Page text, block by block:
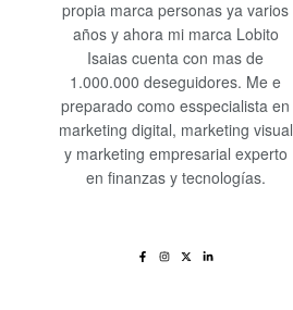
propia marca personas ya varios
años y ahora mi marca Lobito
Isaias cuenta con mas de
1.000.000 deseguidores. Me e
preparado como esspecialista en
marketing digital, marketing visual
y marketing empresarial experto
en finanzas y tecnologías.